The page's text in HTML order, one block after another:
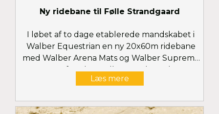
Ny ridebane til Følle Strandgaard
I løbet af to dage etablerede mandskabet i
Walber Equestrian en ny 20x60m ridebane
med Walber Arena Mats og Walber Supreme
Surface hos Følle Strandgaard
Læs mere